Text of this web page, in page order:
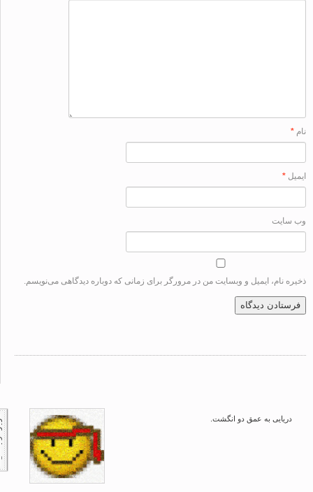
*
نام، ایمیل و وبسایت من در مرورگر برای زمانی که دوباره دیدگاهی می‌نویسم.
دریایی به عمق دو انگشت.